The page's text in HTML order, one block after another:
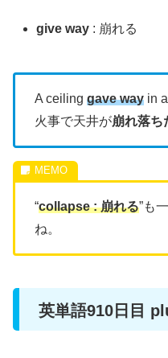
give way : 崩れる
A ceiling gave way in
火事で天井が崩れ落ち
“collapse : 崩れる”も
ね。
英単語910日目